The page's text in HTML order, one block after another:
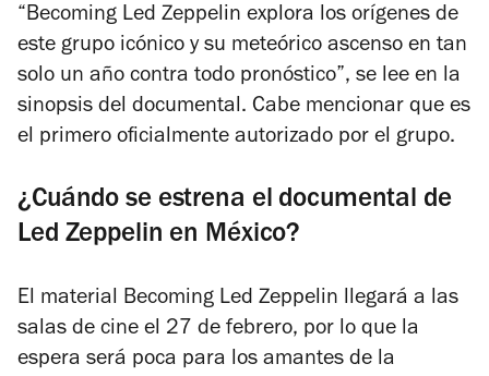
“Becoming Led Zeppelin explora los orígenes de
este grupo icónico y su meteórico ascenso en tan
solo un año contra todo pronóstico”, se lee en la
sinopsis del documental. Cabe mencionar que es
el primero oficialmente autorizado por el grupo.
¿Cuándo se estrena el documental de
Led Zeppelin en México?
El material Becoming Led Zeppelin llegará a las
salas de cine el 27 de febrero, por lo que la
espera será poca para los amantes de la